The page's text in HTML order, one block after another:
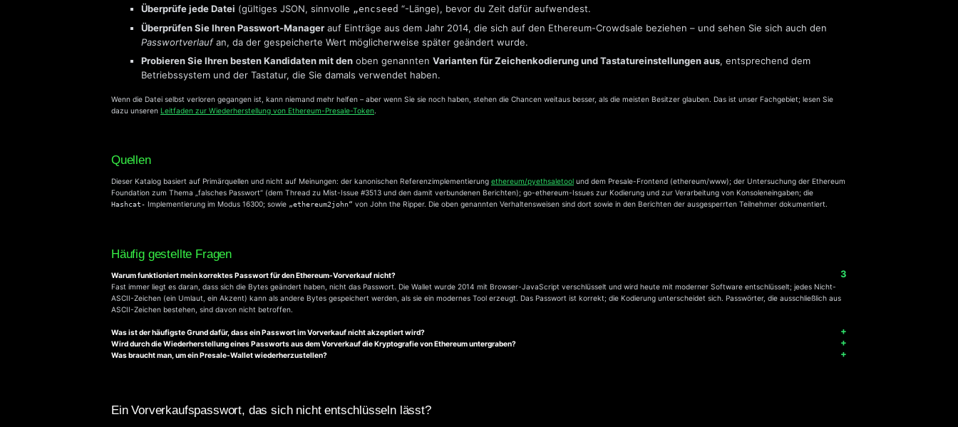
Überprüfe jede Datei (gültiges JSON, sinnvolle „encseed “-Länge), bevor du Zeit dafür aufwendest.
Überprüfen Sie Ihren Passwort-Managerauf Einträge aus dem Jahr 2014, die sich auf den Ethereum-Crowdsale beziehen – und sehen Sie sich auch den
Passwortverlaufan, da der gespeicherte Wert möglicherweise später geändert wurde.
Probieren Sie Ihren besten Kandidaten mit denoben genannten Varianten für Zeichenkodierung und Tastatureinstellungen aus, entsprechend dem
Betriebssystem und der Tastatur, die Sie damals verwendet haben.
Wenn die Datei selbst verloren gegangen ist, kann niemand mehr helfen – aber wenn Sie sie noch haben, stehen die Chancen weitaus besser, als die meisten Besitzer glauben. Das ist unser Fachgebiet; lesen Sie
dazu unseren Leitfaden zur Wiederherstellung von Ethereum-Presale-Token.
Quellen
Dieser Katalog basiert auf Primärquellen und nicht auf Meinungen: der kanonischen Referenzimplementierung ethereum/pyethsaletool und dem Presale-Frontend (ethereum/www); der Untersuchung der Ethereum
Foundation zum Thema „falsches Passwort“ (dem Thread zu Mist-Issue #3513 und den damit verbundenen Berichten); go-ethereum-Issues zur Kodierung und zur Verarbeitung von Konsoleneingaben; die
Hashcat- Implementierung im Modus 16300; sowie „ethereum2john“ von John the Ripper. Die oben genannten Verhaltensweisen sind dort sowie in den Berichten der ausgesperrten Teilnehmer dokumentiert.
Häufig gestellte Fragen
Warum funktioniert mein korrektes Passwort für den Ethereum-Vorverkauf nicht?
Fast immer liegt es daran, dass sich die Bytes geändert haben, nicht das Passwort. Die Wallet wurde 2014 mit Browser-JavaScript verschlüsselt und wird heute mit moderner Software entschlüsselt; jedes Nicht-
ASCII-Zeichen (ein Umlaut, ein Akzent) kann als andere Bytes gespeichert werden, als sie ein modernes Tool erzeugt. Das Passwort ist korrekt; die Kodierung unterscheidet sich. Passwörter, die ausschließlich aus
ASCII-Zeichen bestehen, sind davon nicht betroffen.
Was ist der häufigste Grund dafür, dass ein Passwort im Vorverkauf nicht akzeptiert wird?
Wird durch die Wiederherstellung eines Passworts aus dem Vorverkauf die Kryptografie von Ethereum untergraben?
Was braucht man, um ein Presale-Wallet wiederherzustellen?
Ein Vorverkaufspasswort, das sich nicht entschlüsseln lässt?